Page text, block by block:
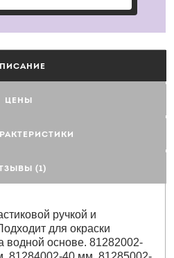
ЦЕНЫ
(1)
ручкой и
для окраски
водной основе. 81282002-